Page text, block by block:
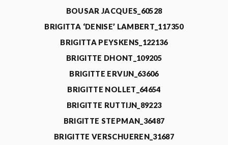
BOUSAR JACQUES_60528
BRIGITTA ‘DENISE’ LAMBERT_117350
BRIGITTA PEYSKENS_122136
BRIGITTE DHONT_109205
BRIGITTE ERVIJN_63606
BRIGITTE NOLLET_64654
BRIGITTE RUTTIJN_89223
BRIGITTE STEPMAN_36487
BRIGITTE VERSCHUEREN_31687